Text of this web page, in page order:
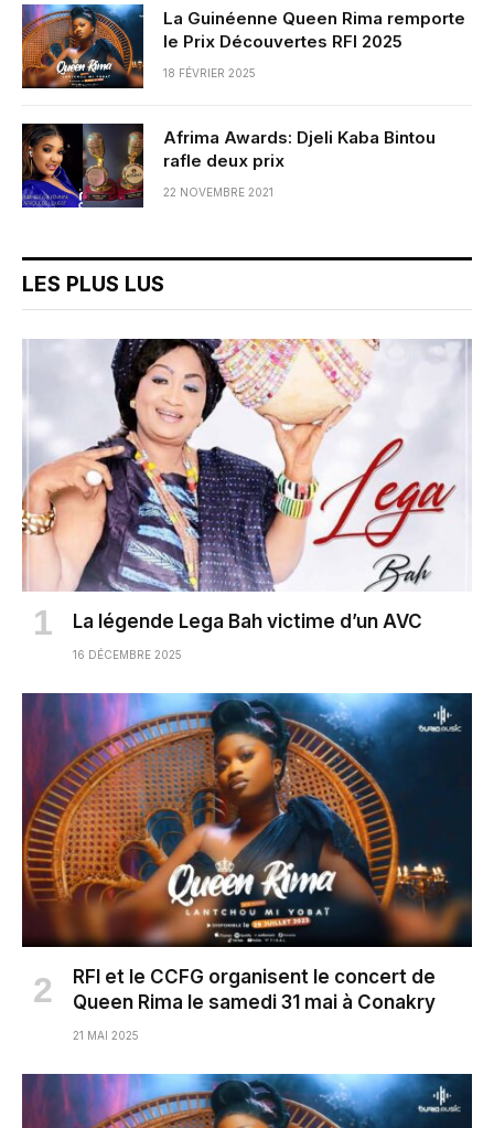
La Guinéenne Queen Rima remporte
le Prix Découvertes RFI 2025
18 FÉVRIER 2025
Afrima Awards: Djeli Kaba Bintou
rafle deux prix
22 NOVEMBRE 2021
LES PLUS LUS
La légende Lega Bah victime d’un AVC
16 DÉCEMBRE 2025
RFI et le CCFG organisent le concert de
Queen Rima le samedi 31 mai à Conakry
21 MAI 2025